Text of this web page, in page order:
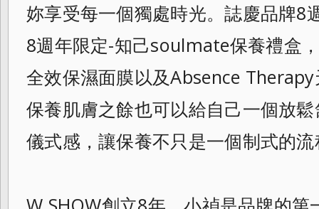
妳享受每一個獨處時光。誌慶品牌8
8週年限定-知己soulmate保養禮盒
全效保濕面膜以及Absence
保養肌膚之餘也可以給自己一個放
儀式感，讓保養不只是一個制式的